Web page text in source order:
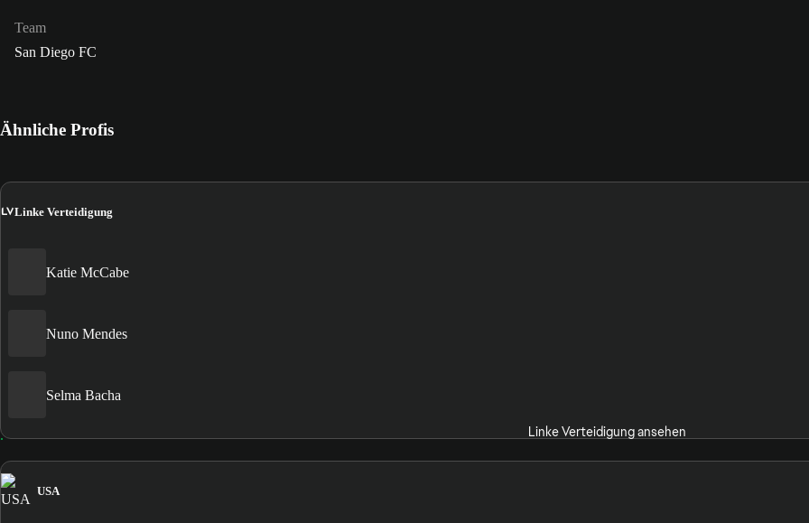
Team
San Diego FC
Ähnliche Profis
LVLinke Verteidigung
Katie McCabe
Nuno Mendes
Selma Bacha
Linke Verteidigung ansehen
USA